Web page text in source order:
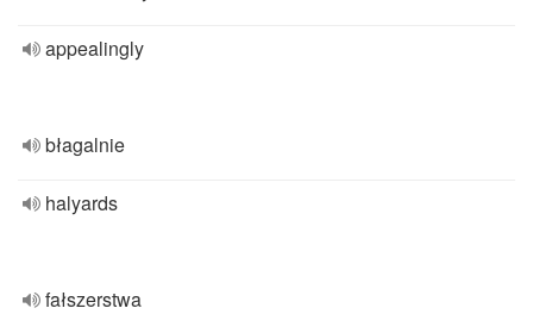
appealingly
błagalnie
halyards
fałszerstwa